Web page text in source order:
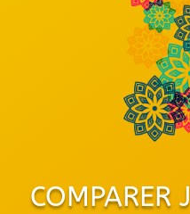
COMPARER